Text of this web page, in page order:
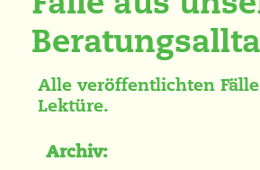
Alle veröffentlichten
Lektüre.
Archiv: